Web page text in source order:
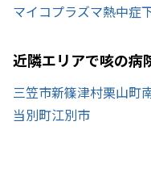
マイコプラズマ熱中症
近隣エリアで咳の病
三笠市新篠津村栗山町
当別町江別市